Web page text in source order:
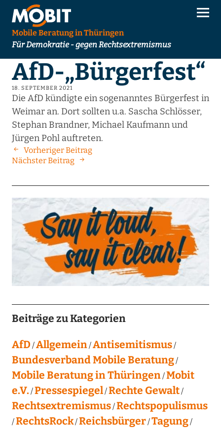
Mobile Beratung in Thüringen
Für Demokratie - gegen Rechtsextremismus
AfD-„Bürgerfest“
18. SEPTEMBER 2021
Die AfD kündigte ein sogenanntes Bürgerfest in
Weimar an. Dort sollten u.a. Sascha Schlösser,
Stephan Brandner, Michael Kaufmann und
Jürgen Pohl auftreten.
Vorheriger Beitrag
Nächster Beitrag
Beiträge zu Kategorien
AfD Allgemein Antisemitismus
Bundesverband Mobile Beratung
Mobile Beratung in Thüringen Mobit
e.V. Pressespiegel Rechte Gewalt
Rechtsextremismus Rechtspopulismus
RechtsRock Reichsbürger Tagung